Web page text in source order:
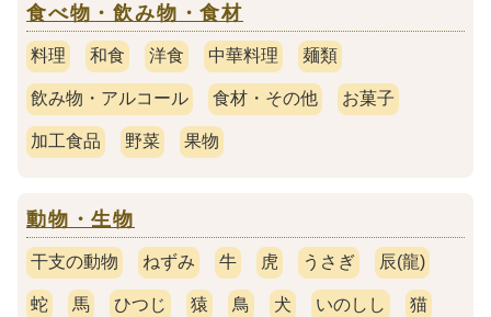
食べ物・飲み物・食材
料理 和食 洋食 中華料理 麺類
飲み物・アルコール 食材・その他 お菓子
加工食品 野菜 果物
動物・生物
干支の動物 ねずみ 牛 虎 うさぎ 辰(龍)
蛇 馬 ひつじ 猿 鳥 犬 いのしし 猫